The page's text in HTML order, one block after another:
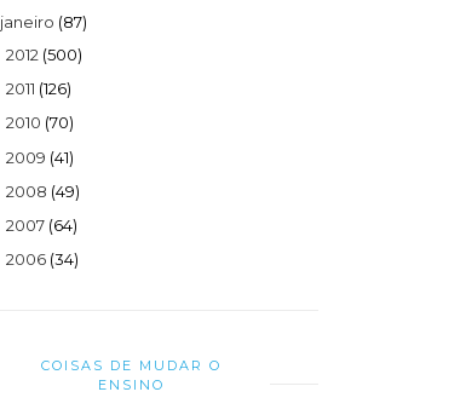
janeiro (87)
2012 (500)
2011 (126)
2010 (70)
2009 (41)
2008 (49)
2007 (64)
2006 (34)
COISAS DE MUDAR O
ENSINO